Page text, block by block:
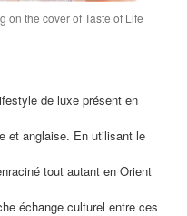
on the cover of Taste of Life
de luxe présent en
et anglaise. En utilisant le
tout autant en Orient
échange culturel entre ces